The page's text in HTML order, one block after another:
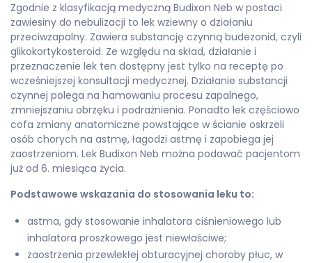
Zgodnie z klasyfikacją medyczną Budixon Neb w postaci
zawiesiny do nebulizacji to lek wziewny o działaniu
przeciwzapalny. Zawiera substancję czynną budezonid, czyli
glikokortykosteroid. Ze względu na skład, działanie i
przeznaczenie lek ten dostępny jest tylko na receptę po
wcześniejszej konsultacji medycznej. Działanie substancji
czynnej polega na hamowaniu procesu zapalnego,
zmniejszaniu obrzęku i podrażnienia. Ponadto lek częściowo
cofa zmiany anatomiczne powstające w ścianie oskrzeli
osób chorych na astmę, łagodzi astmę i zapobiega jej
zaostrzeniom. Lek Budixon Neb można podawać pacjentom
już od 6. miesiąca życia.
Podstawowe wskazania do stosowania leku to:
astma, gdy stosowanie inhalatora ciśnieniowego lub
inhalatora proszkowego jest niewłaściwe;
zaostrzenia przewlekłej obturacyjnej choroby płuc, w